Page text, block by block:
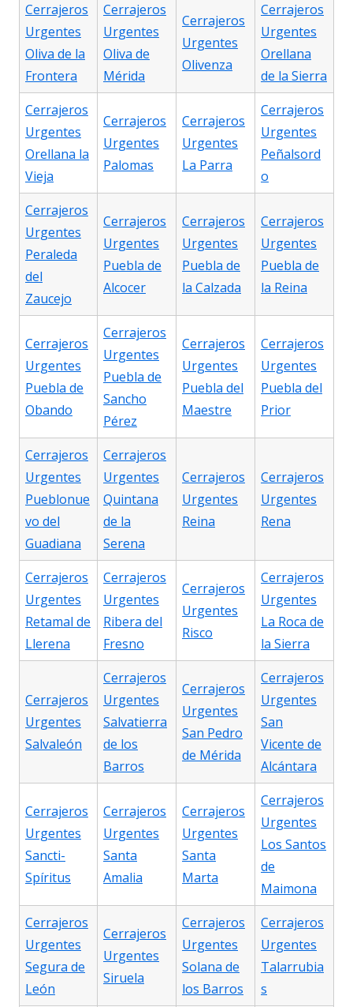
Cerrajeros
Urgentes
Oliva de la
Frontera
Cerrajeros
Urgentes
Oliva de
Mérida
Cerrajeros
Urgentes
Olivenza
Cerrajeros
Urgentes
Orellana
de la Sierra
Cerrajeros
Urgentes
Orellana la
Vieja
Cerrajeros
Urgentes
Palomas
Cerrajeros
Urgentes
La Parra
Cerrajeros
Urgentes
Peñalsord
o
Cerrajeros
Urgentes
Peraleda
del
Zaucejo
Cerrajeros
Urgentes
Puebla de
Alcocer
Cerrajeros
Urgentes
Puebla de
la Calzada
Cerrajeros
Urgentes
Puebla de
la Reina
Cerrajeros
Urgentes
Puebla de
Obando
Cerrajeros
Urgentes
Puebla de
Sancho
Pérez
Cerrajeros
Urgentes
Puebla del
Maestre
Cerrajeros
Urgentes
Puebla del
Prior
Cerrajeros
Urgentes
Pueblonue
vo del
Guadiana
Cerrajeros
Urgentes
Quintana
de la
Serena
Cerrajeros
Urgentes
Reina
Cerrajeros
Urgentes
Rena
Cerrajeros
Urgentes
Retamal de
Llerena
Cerrajeros
Urgentes
Ribera del
Fresno
Cerrajeros
Urgentes
Risco
Cerrajeros
Urgentes
La Roca de
la Sierra
Cerrajeros
Urgentes
Salvaleón
Cerrajeros
Urgentes
Salvatierra
de los
Barros
Cerrajeros
Urgentes
San Pedro
de Mérida
Cerrajeros
Urgentes
San
Vicente de
Alcántara
Cerrajeros
Urgentes
Sancti-
Spíritus
Cerrajeros
Urgentes
Santa
Amalia
Cerrajeros
Urgentes
Santa
Marta
Cerrajeros
Urgentes
Los Santos
de
Maimona
Cerrajeros
Urgentes
Segura de
León
Cerrajeros
Urgentes
Siruela
Cerrajeros
Urgentes
Solana de
los Barros
Cerrajeros
Urgentes
Talarrubia
s